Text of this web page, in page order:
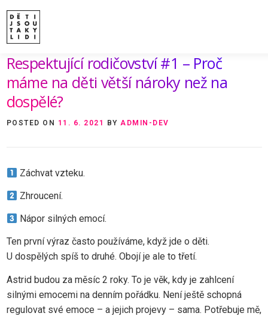
content
ÚVOD O MNĚ A O PROJEKTU
VIDEA A ROZHOVORY
ARCHIV ČLÁNKŮ
Respektující rodičovství #1 – Proč
máme na děti větší nároky než na
dospělé?
POSTED ON 11. 6. 2021 BY ADMIN-DEV
Záchvat vzteku.
Zhroucení.
Nápor silných emocí.
Ten první výraz často používáme, když jde o děti.
U dospělých spíš to druhé. Obojí je ale to třetí.
Astrid budou za měsíc 2 roky. To je věk, kdy je zahlcení
silnými emocemi na denním pořádku. Není ještě schopná
regulovat své emoce – a jejich projevy – sama. Potřebuje mě,